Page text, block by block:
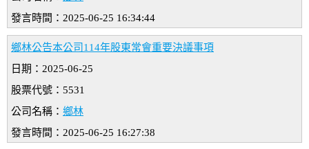
發言時間：2025-06-25 16:34:44
鄉林公告本公司114年股東常會重要決議事項
日期：2025-06-25
股票代號：5531
公司名稱： 鄉林
發言時間：2025-06-25 16:27:38